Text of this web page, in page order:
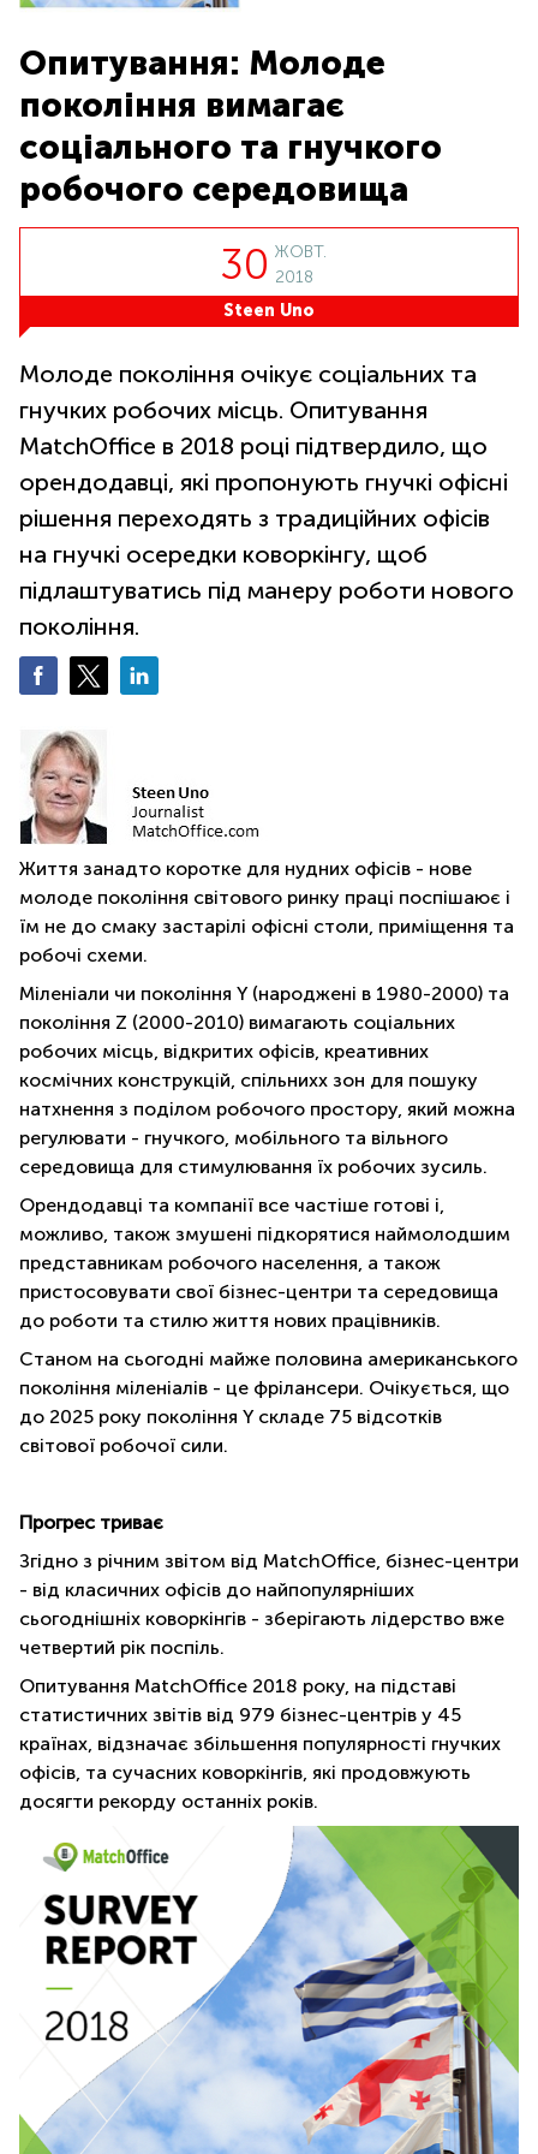
Опитування: Молоде
покоління вимагає
соціального та гнучкого
робочого середовища
30 ЖОВТ.
2018
Steen Uno
Молоде покоління очікує соціальних та
гнучких робочих місць. Опитування
MatchOffice в 2018 році підтвердило, що
орендодавці, які пропонують гнучкі офісні
рішення переходять з традиційних офісів
на гнучкі осередки коворкінгу, щоб
підлаштуватись під манеру роботи нового
покоління.
Життя занадто коротке для нудних офісів - нове
молоде покоління світового ринку праці поспішаює і
їм не до смаку застарілі офісні столи, приміщення та
робочі схеми.
Міленіали чи покоління Y (народжені в 1980-2000) та
покоління Z (2000-2010) вимагають соціальних
робочих місць, відкритих офісів, креативних
космічних конструкцій, спільнихх зон для пошуку
натхнення з поділом робочого простору, який можна
регулювати - гнучкого, мобільного та вільного
середовища для стимулювання їх робочих зусиль.
Орендодавці та компанії все частіше готові і,
можливо, також змушені підкорятися наймолодшим
представникам робочого населення, а також
пристосовувати свої бізнес-центри та середовища
до роботи та стилю життя нових працівників.
Станом на сьогодні майже половина американського
покоління міленіалів - це фрілансери. Очікується, що
до 2025 року покоління Y складе 75 відсотків
світової робочої сили.
Прогрес триває
Згідно з річним звітом від MatchOffice, бізнес-центри
- від класичних офісів до найпопулярніших
сьогоднішніх коворкінгів - зберігають лідерство вже
четвертий рік поспіль.
Опитування MatchOffice 2018 року, на підставі
статистичних звітів від 979 бізнес-центрів у 45
країнах, відзначає збільшення популярності гнучких
офісів, та сучасних коворкінгів, які продовжують
досягти рекорду останніх років.